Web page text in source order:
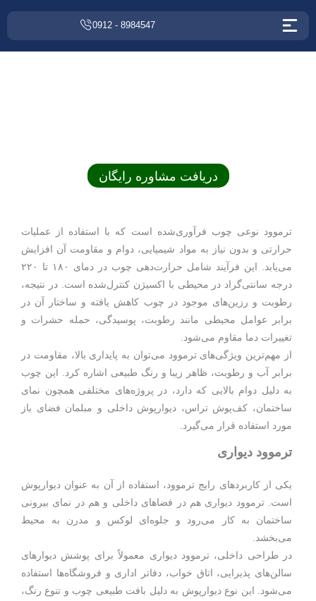
8984547 - 0912
دریافت مشاوره رایگان
ترموود نوعی چوب فرآوری‌شده است که با استفاده از عملیات
حرارتی و بدون نیاز به مواد شیمیایی، دوام و مقاومت آن افزایش
می‌یابد. این فرآیند شامل حرارت‌دهی چوب در دمای ۱۸۰ تا ۲۲۰
درجه سانتی‌گراد در محیطی با اکسیژن کنترل‌شده است. در نتیجه،
رطوبت و رزین‌های موجود در چوب کاهش یافته و ساختار آن در
برابر عوامل محیطی مانند رطوبت، پوسیدگی، حمله حشرات و
تغییرات دما مقاوم می‌شود.
از مهم‌ترین ویژگی‌های ترموود می‌توان به پایداری بالا، مقاومت در
برابر آب و رطوبت، ظاهر زیبا و رنگ طبیعی اشاره کرد. این چوب
به دلیل دوام بالایی که دارد، در پروژه‌های مختلفی همچون نمای
ساختمان، کف‌پوش تراس، دیوارپوش داخلی و مبلمان فضای باز
مورد استفاده قرار می‌گیرد.
ترموود دیواری
یکی از کاربردهای رایج ترموود، استفاده از آن به عنوان دیوارپوش
است. ترموود دیواری هم در فضاهای داخلی و هم در نمای بیرونی
ساختمان به کار می‌رود و جلوه‌ای لوکس و مدرن به محیط
می‌بخشد.
در طراحی داخلی، ترموود دیواری معمولاً برای پوشش دیوارهای
سالن‌های پذیرایی، اتاق خواب، دفاتر اداری و فروشگاه‌ها استفاده
می‌شود. این نوع دیوارپوش به دلیل بافت طبیعی چوب و تنوع رنگ،